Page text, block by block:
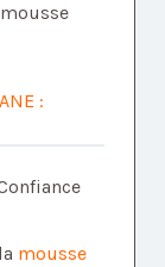
:
mousse